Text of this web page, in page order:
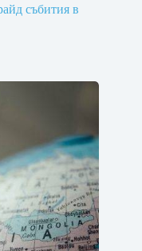
събития в